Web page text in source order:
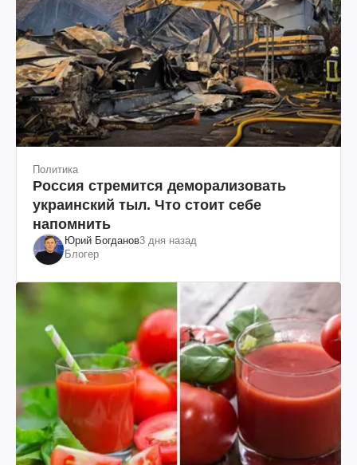
Политика
Россия стремится деморализовать
украинский тыл. Что стоит себе
напомнить
Юрий Богданов3 дня назад
Блогер